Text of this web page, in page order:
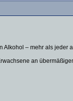
– mehr als
an